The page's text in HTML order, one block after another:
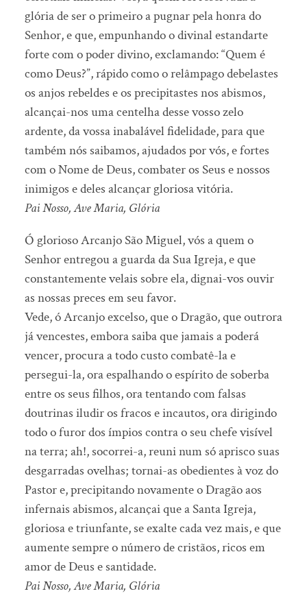
glória de ser o primeiro a pugnar pela honra do
Senhor, e que, empunhando o divinal estandarte
forte com o poder divino, exclamando: “Quem é
como Deus?”, rápido como o relâmpago debelastes
os anjos rebeldes e os precipitastes nos abismos,
alcançai-nos uma centelha desse vosso zelo
ardente, da vossa inabalável fidelidade, para que
também nós saibamos, ajudados por vós, e fortes
com o Nome de Deus, combater os Seus e nossos
inimigos e deles alcançar gloriosa vitória.
Pai Nosso, Ave Maria, Glória
Ó glorioso Arcanjo São Miguel, vós a quem o
Senhor entregou a guarda da Sua Igreja, e que
constantemente velais sobre ela, dignai-vos ouvir
as nossas preces em seu favor.
Vede, ó Arcanjo excelso, que o Dragão, que outrora
já vencestes, embora saiba que jamais a poderá
vencer, procura a todo custo combatê-la e
persegui-la, ora espalhando o espírito de soberba
entre os seus filhos, ora tentando com falsas
doutrinas iludir os fracos e incautos, ora dirigindo
todo o furor dos ímpios contra o seu chefe visível
na terra; ah!, socorrei-a, reuni num só aprisco suas
desgarradas ovelhas; tornai-as obedientes à voz do
Pastor e, precipitando novamente o Dragão aos
infernais abismos, alcançai que a Santa Igreja,
gloriosa e triunfante, se exalte cada vez mais, e que
aumente sempre o número de cristãos, ricos em
amor de Deus e santidade.
Pai Nosso, Ave Maria, Glória